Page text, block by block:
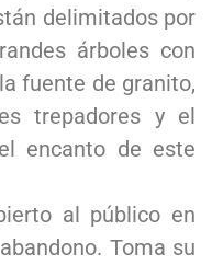
delimitados por
árboles con
fuente de granito,
trepadores y el
encanto de este
al público en
Toma su